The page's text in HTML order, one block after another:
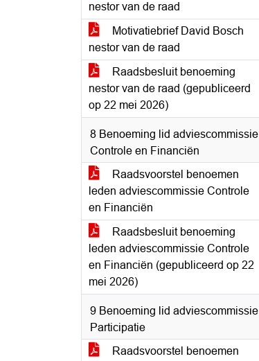
nestor van de raad
Motivatiebrief David Bosch
nestor van de raad
Raadsbesluit benoeming
nestor van de raad (gepubliceerd
op 22 mei 2026)
8 Benoeming lid adviescommissie
Controle en Financiën
Raadsvoorstel benoemen
leden adviescommissie Controle
en Financiën
Raadsbesluit benoeming
leden adviescommissie Controle
en Financiën (gepubliceerd op 22
mei 2026)
9 Benoeming lid adviescommissie
Participatie
Raadsvoorstel benoemen